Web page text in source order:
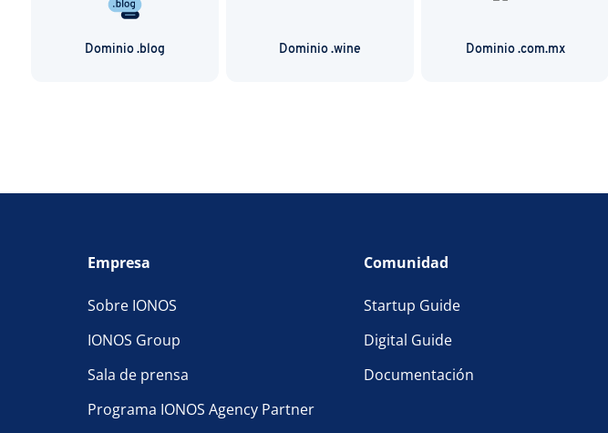
Dominio .blog Dominio .wine Dominio .com.mx
Empresa
Sobre IONOS
IONOS Group
Sala de prensa
Programa IONOS Agency Partner
Comunidad
Startup Guide
Digital Guide
Documentación